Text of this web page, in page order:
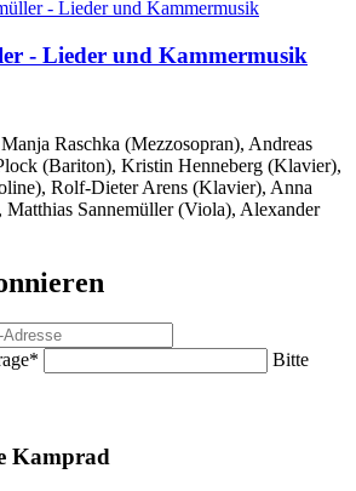
- Lieder und Kammermusik
Raschka (Mezzosopran), Andreas
(Bariton), Kristin Henneberg (Klavier),
Rolf-Dieter Arens (Klavier), Anna
Sannemüller (Viola), Alexander
*
Bitte
Kamprad